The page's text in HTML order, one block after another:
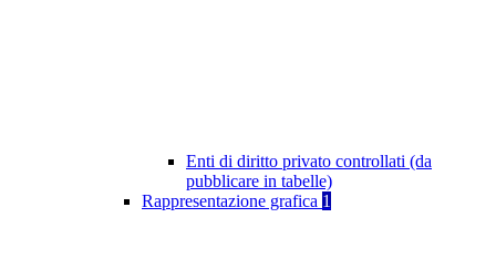
Enti di diritto privato controllati (da
pubblicare in tabelle)
Rappresentazione grafica 1